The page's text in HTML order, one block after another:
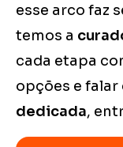
esse arco faz
temos a
cada etapa
opções e falar
dedicada,